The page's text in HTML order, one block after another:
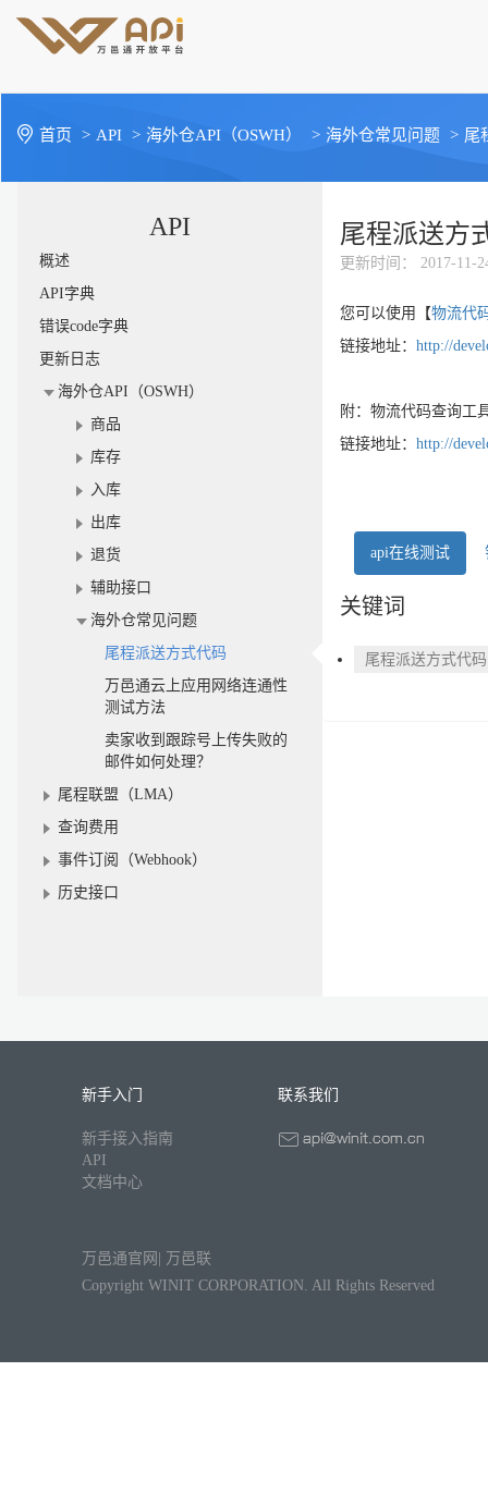
首页 > API > 海外仓API（OSWH） > 海外仓常见问题 > 尾
API
概述
API字典
错误code字典
更新日志
海外仓API（OSWH）
商品
库存
入库
出库
退货
辅助接口
海外仓常见问题
尾程派送方式代码
万邑通云上应用网络连通性
测试方法
卖家收到跟踪号上传失败的
邮件如何处理？
尾程联盟（LMA）
查询费用
事件订阅（Webhook）
历史接口
尾程派送方
更新时间 ： 2017-11-
您可以使用【物流代
链接地址： http://
附：物流代码查询工
链接地址： http://
api在线测试
关键词
尾程派送方式代码
新手入门
新手接入指南
API
文档中心
联系我们
万邑通官网
万邑联
Copyright WINIT CORPORATION. All Rights Reserved